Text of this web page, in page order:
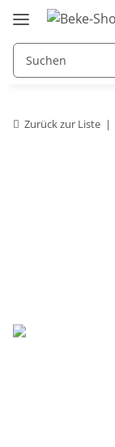
Zurück zur Liste